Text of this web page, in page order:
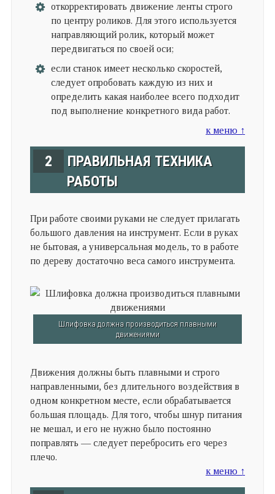
откорректировать движение ленты строго
по центру роликов. Для этого используется
направляющий ролик, который может
передвигаться по своей оси;
если станок имеет несколько скоростей,
следует опробовать каждую из них и
определить какая наиболее всего подходит
под выполнение конкретного вида работ.
к меню ↑
2
ПРАВИЛЬНАЯ ТЕХНИКА
РАБОТЫ
При работе своими руками не следует прилагать
большого давления на инструмент. Если в руках
не бытовая, а универсальная модель, то в работе
по дереву достаточно веса самого инструмента.
Шлифовка должна производиться плавными
движениями
Движения должны быть плавными и строго
направленными, без длительного воздействия в
одном конкретном месте, если обрабатывается
большая площадь. Для того, чтобы шнур питания
не мешал, и его не нужно было постоянно
поправлять — следует перебросить его через
плечо.
к меню ↑